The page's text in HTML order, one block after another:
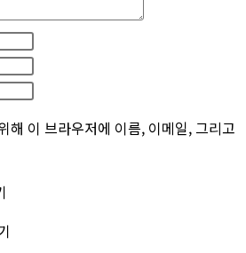
해 이 브라우저에 이름, 이메일, 그리고